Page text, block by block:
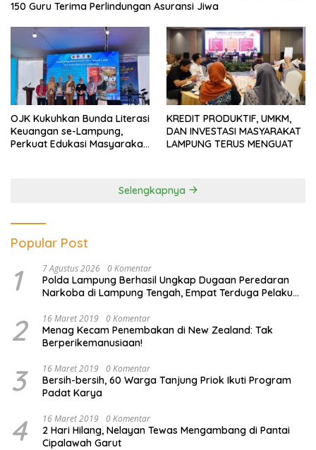
150 Guru Terima Perlindungan Asuransi Jiwa
OJK Kukuhkan Bunda Literasi
Keuangan se-Lampung,
Perkuat Edukasi Masyarakat
KREDIT PRODUKTIF, UMKM,
DAN INVESTASI MASYARAKAT
LAMPUNG TERUS MENGUAT
Selengkapnya
Popular Post
1 7 Agustus 2026 0 Komentar
Polda Lampung Berhasil Ungkap Dugaan Peredaran
Narkoba di Lampung Tengah, Empat Terduga Pelaku
2 16 Maret 2019 0 Komentar
Menag Kecam Penembakan di New Zealand: Tak
Berperikemanusiaan!
3 16 Maret 2019 0 Komentar
Bersih-bersih, 60 Warga Tanjung Priok Ikuti Program
Padat Karya
4 16 Maret 2019 0 Komentar
2 Hari Hilang, Nelayan Tewas Mengambang di Pantai
Cipalawah Garut